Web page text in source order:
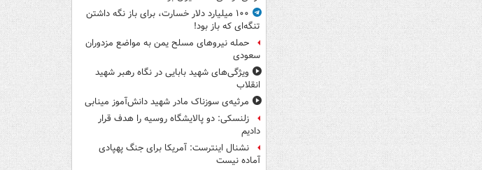
۱۰۰ میلیارد دلار خسارت، برای باز نگه داشتن
تنگه‌ای که باز بود!
حمله نیروهای مسلح یمن به مواضع مزدوران
سعودی
ویژگی‌های شهید بابایی در نگاه رهبر شهید
انقلاب
مرثیه‌ی سوزناک مادر شهید دانش‌آموز مینابی
زلنسکی: دو پالایشگاه روسیه را هدف قرار
دادیم
نشنال اینترست: آمریکا برای جنگ پهپادی
آماده نیست